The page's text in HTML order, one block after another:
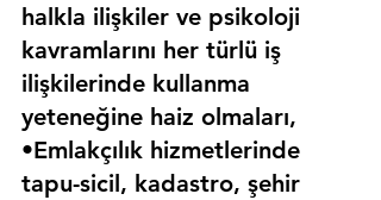
halkla ilişkiler ve psikoloji
kavramlarını her türlü iş
ilişkilerinde kullanma
yeteneğine haiz olmaları,
•Emlakçılık hizmetlerinde
tapu-sicil, kadastro, şehir